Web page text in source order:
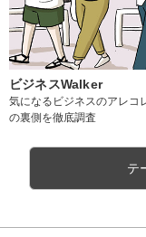
ビジネスWalker
気になるビジネスのアレコ
の裏側を徹底調査
テ